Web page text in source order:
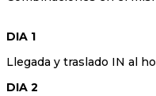
DIA 1
Llegada y traslado IN al
DIA 2